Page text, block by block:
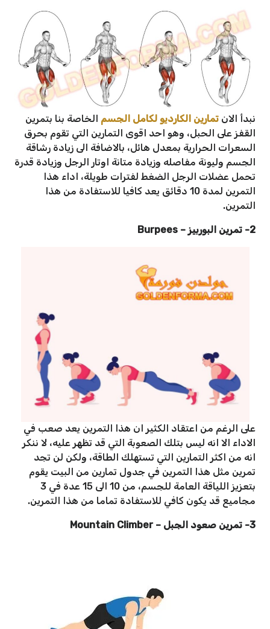
نبدأ الان تمارين الكارديو لكامل الجسم الخاصة بنا بتمرين
القفز على الحبل، وهو احد اقوى التمارين التي تقوم بحرق
السعرات الحرارية بمعدل هائل، بالاضافة الى زيادة رشاقة
الجسم وليونة مفاصله وزيادة متانة اوتار الرجل وزيادة قدرة
تحمل عضلات الرجل الضغط لفترات طويلة، اداء هذا
التمرين لمدة 10 دقائق يعد كافيا للاستفادة من هذا
التمرين.
2- تمرين البوربيز –
على الرغم من اعتقاد الكثير ان هذا التمرين يعد صعب في
الاداء الا انه ليس بتلك الصعوبة التي قد تظهر عليه، لا ننكر
انه من اكثر التمارين التي تستهلك الطاقة، ولكن لن تجد
تمرين مثل هذا التمرين في جدول تمارين من البيت يقوم
بتعزيز اللياقة العامة للجسم، من 10 الى 15 عدة في 3
مجاميع قد يكون كافي للاستفادة تماما من هذا التمرين.
3- تمرين صعود الجبل –
Mountain Climber